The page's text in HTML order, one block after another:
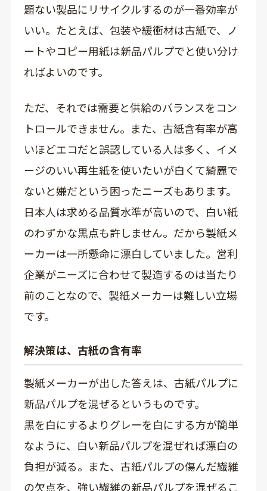
題ない製品にリサイクルするのが一番効率が
いい。たとえば、包装や緩衝材は古紙で、ノ
ートやコピー用紙は新品パルプでと使い分け
ればよいのです。
ただ、それでは需要と供給のバランスをコン
トロールできません。また、古紙含有率が高
いほどエコだと誤認している人は多く、イメ
ージのいい再生紙を使いたいが白くて綺麗で
ないと嫌だという困ったニーズもあります。
日本人は求める品質水準が高いので、白い紙
のわずかな黒点も許しません。だから製紙メ
ーカーは一所懸命に漂白していました。営利
企業がニーズに合わせて製造するのは当たり
前のことなので、製紙メーカーは難しい立場
です。
解決策は、古紙の含有率
製紙メーカーが出した答えは、古紙パルプに
新品パルプを混ぜるというものです。
黒を白にするよりグレーを白にする方が簡単
なように、白い新品パルプを混ぜれば漂白の
負担が減る。また、古紙パルプの傷んだ繊維
の欠点を、強い繊維の新品パルプを混ぜるこ